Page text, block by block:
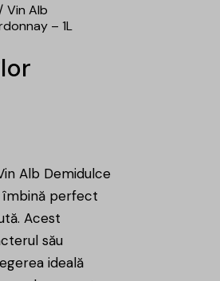
Vin Alb
– 1L
Alb Demidulce
îmbină perfect
Acest
său
ideală